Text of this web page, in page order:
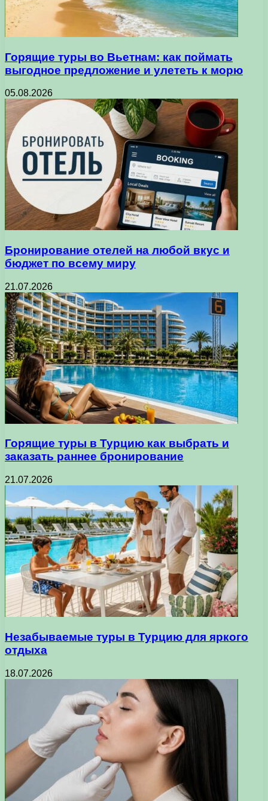
Горящие туры во Вьетнам: как поймать
выгодное предложение и улететь к морю
05.08.2026
Бронирование отелей на любой вкус и
бюджет по всему миру
21.07.2026
Горящие туры в Турцию как выбрать и
заказать раннее бронирование
21.07.2026
Незабываемые туры в Турцию для яркого
отдыха
18.07.2026